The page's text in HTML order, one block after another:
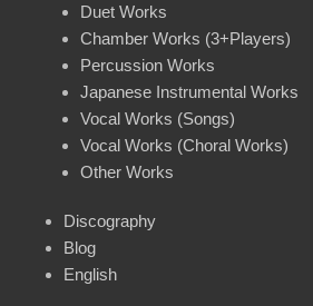
Duet Works
Chamber Works (3+Players)
Percussion Works
Japanese Instrumental Works
Vocal Works (Songs)
Vocal Works (Choral Works)
Other Works
Discography
Blog
English